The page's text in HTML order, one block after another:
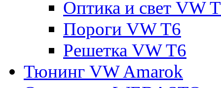
Оптика и свет VW
Пороги VW T6
Решетка VW T6
Тюнинг VW Amarok